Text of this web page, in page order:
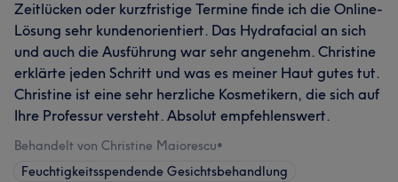
Zeitlücken oder kurzfristige Termine finde ich die Online-
Lösung sehr kundenorientiert. Das Hydrafacial an sich
und auch die Ausführung war sehr angenehm. Christine
erklärte jeden Schritt und was es meiner Haut gutes tut.
Christine ist eine sehr herzliche Kosmetikern, die sich auf
Ihre Professur versteht. Absolut empfehlenswert.
Behandelt von Christine Maiorescu•
Feuchtigkeitsspendende Gesichtsbehandlung